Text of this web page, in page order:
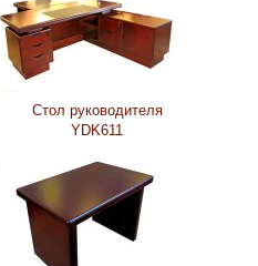
Стол руководителя
YDK611